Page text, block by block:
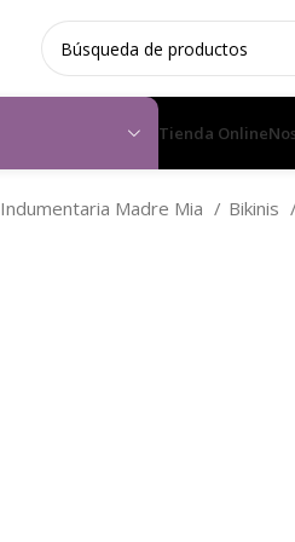
Tienda Online
Indumentaria Madre Mia Bikinis